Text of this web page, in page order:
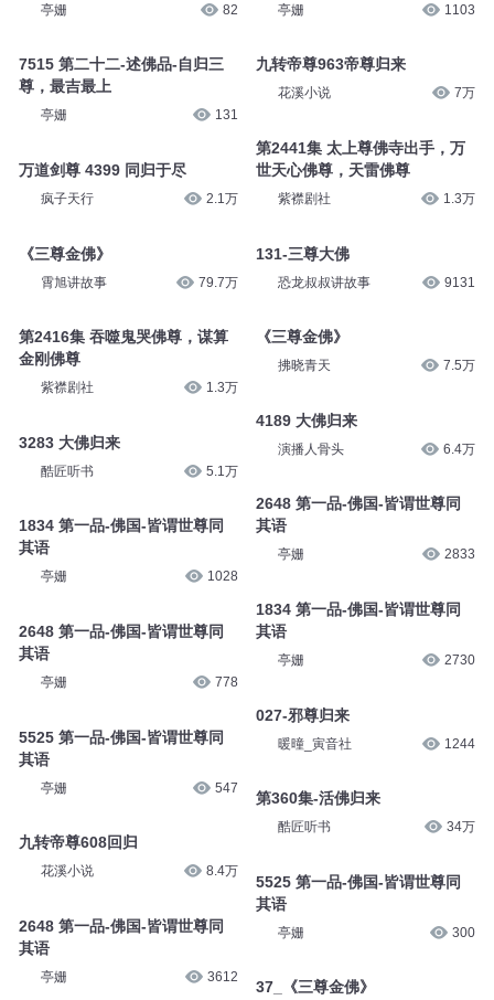
亭姗 82
7515 第二十二-述佛品-自归三
尊，最吉最上
亭姗 131
万道剑尊 4399 同归于尽
疯子天行 2.1万
《三尊金佛》
霄旭讲故事 79.7万
第2416集 吞噬鬼哭佛尊，谋算
金刚佛尊
紫襟剧社 1.3万
3283 大佛归来
酷匠听书 5.1万
1834 第一品-佛国-皆谓世尊同
其语
亭姗 1028
2648 第一品-佛国-皆谓世尊同
其语
亭姗 778
5525 第一品-佛国-皆谓世尊同
其语
亭姗 547
九转帝尊608回归
花溪小说 8.4万
2648 第一品-佛国-皆谓世尊同
其语
亭姗 3612
亭姗 1103
九转帝尊963帝尊归来
花溪小说 7万
第2441集 太上尊佛寺出手，万
世天心佛尊，天雷佛尊
紫襟剧社 1.3万
131-三尊大佛
恐龙叔叔讲故事 9131
《三尊金佛》
拂晓青天 7.5万
4189 大佛归来
演播人骨头 6.4万
2648 第一品-佛国-皆谓世尊同
其语
亭姗 2833
1834 第一品-佛国-皆谓世尊同
其语
亭姗 2730
027-邪尊归来
暖曈_寅音社 1244
第360集-活佛归来
酷匠听书 34万
5525 第一品-佛国-皆谓世尊同
其语
亭姗 300
37_《三尊金佛》